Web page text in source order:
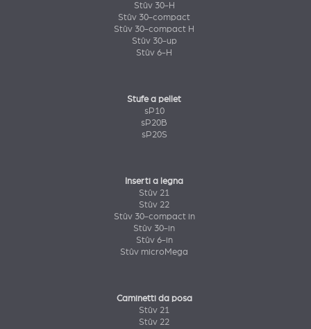
Stûv 30-H
Stûv 30-compact
Stûv 30-compact H
Stûv 30-up
Stûv 6-H
Stufe a pellet
sP10
sP20B
sP20S
Inserti a legna
Stûv 21
Stûv 22
Stûv 30-compact in
Stûv 30-in
Stûv 6-in
Stûv microMega
Caminetti da posa
Stûv 21
Stûv 22